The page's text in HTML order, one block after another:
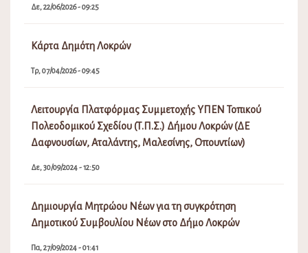
Δε, 22/06/2026 - 09:25
Κάρτα Δημότη Λοκρών
Τρ, 07/04/2026 - 09:45
Λειτουργία Πλατφόρμας Συμμετοχής ΥΠΕΝ Τοπικού
Πολεοδομικού Σχεδίου (Τ.Π.Σ.) Δήμου Λοκρών (ΔΕ
Δαφνουσίων, Αταλάντης, Μαλεσίνης, Οπουντίων)
Δε, 30/09/2024 - 12:50
Δημιουργία Μητρώου Νέων για τη συγκρότηση
Δημοτικού Συμβουλίου Νέων στο Δήμο Λοκρών
Πα, 27/09/2024 - 01:41